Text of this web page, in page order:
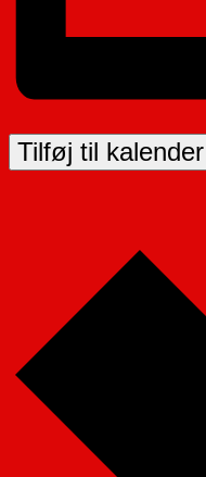
Tilføj til kalender